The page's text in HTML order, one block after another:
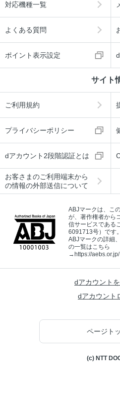
対応機種一覧
よくある質問
ポイント表示設定
サイト
ご利用規約
プライバシーポリシー
dアカウント2段階認証とは
お客さまのご利用端末から
の情報の外部送信について
ABJマークは、こ
が、著作権者から
信サービスである
6091713号）です。
ABJマークの詳細
の一覧はこちら
→ https://aebs.or.jp/
dアカウント
dアカウント
ページト
(c) NTT